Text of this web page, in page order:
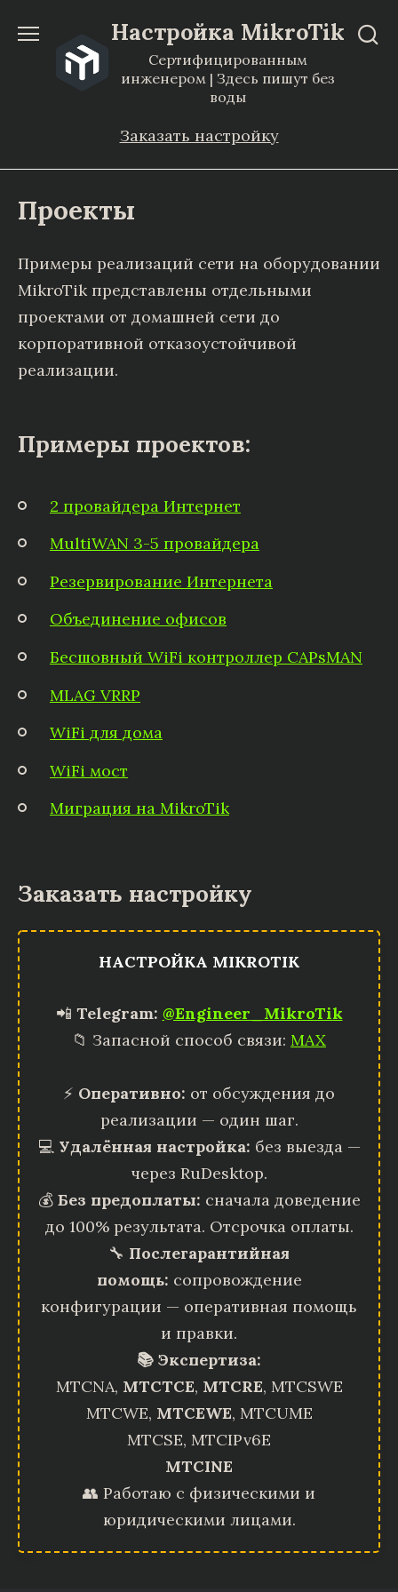
содержанию
Настройка MikroTik
Сертифицированным
инженером | Здесь пишут без
воды
Заказать настройку
Проекты
Примеры реализаций сети на оборудовании
MikroTik представлены отдельными
проектами от домашней сети до
корпоративной отказоустойчивой
реализации.
Примеры проектов:
2 провайдера Интернет
MultiWAN 3-5 провайдера
Резервирование Интернета
Объединение офисов
Бесшовный WiFi контроллер CAPsMAN
MLAG VRRP
WiFi для дома
WiFi мост
Миграция на MikroTik
Заказать настройку
НАСТРОЙКА MIKROTIK
📲 Telegram: @Engineer_MikroTik
📁 Запасной способ связи: MAX
⚡ Оперативно: от обсуждения до
реализации — один шаг.
💻 Удалённая настройка: без выезда —
через RuDesktop.
💰 Без предоплаты: сначала доведение
до 100% результата. Отсрочка оплаты.
🔧 Послегарантийная
помощь: сопровождение
конфигурации — оперативная помощь
и правки.
📚 Экспертиза:
MTCNA, MTCTCE, MTCRE, MTCSWE
MTCWE, MTCEWE, MTCUME
MTCSE, MTCIPv6E
MTCINE
👥 Работаю с физическими и
юридическими лицами.